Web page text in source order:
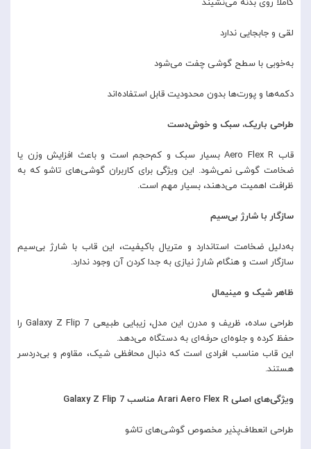
کاملاً روی بدنه می‌نشیند
لقی و جابجایی ندارد
به‌خوبی با سطح گوشی چفت می‌شود
دکمه‌ها و پورت‌ها بدون محدودیت قابل استفاده‌اند
طراحی باریک، سبک و خوش‌دست
قاب Aero Flex R بسیار سبک و کم‌حجم است و باعث افزایش وزن یا
ضخامت گوشی نمی‌شود. این ویژگی برای کاربران گوشی‌های تاشو که به
ظرافت اهمیت می‌دهند، بسیار مهم است.
سازگار با شارژ بی‌سیم
به‌دلیل ضخامت استاندارد و متریال باکیفیت، این قاب با شارژ بی‌سیم
سازگار است و هنگام شارژ نیازی به جدا کردن آن وجود ندارد.
ظاهر شیک و مینیمال
طراحی ساده، ظریف و مدرن این مدل، زیبایی طبیعی Galaxy Z Flip 7 را
حفظ کرده و جلوه‌ای حرفه‌ای به دستگاه می‌دهد.
این قاب مناسب افرادی است که دنبال محافظی شیک، مقاوم و بی‌دردسر
هستند.
ویژگی‌های اصلی Arari Aero Flex R مناسب Galaxy Z Flip 7
طراحی انعطاف‌پذیر مخصوص گوشی‌های تاشو